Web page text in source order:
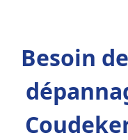
Besoin